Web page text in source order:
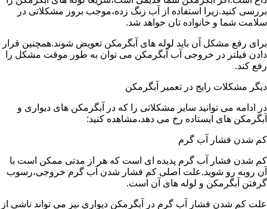
بررسی کنید.زیرا استفاده از آب زنگ زده،موجب بروز مشکلاتی در
سلامت شما و خانواده تان خواهد شد.
برای رفع مشکل آن باید لوله های آبگرمکن تعویض شوند.همچنین قرار
دادن فیلتر در خروجی آب آبگرمکن می توان به طور موقت مشکل را
رفع کند.
دیگر مشکلات رایج در تعمیر آبگرمکن
در ادامه می توانید سایر مشکلاتی را که در آبگرمکن های دیواری و
آبگرمکن های ایستاده رخ می دهد،مشاهده کنید:
کم شدن فشار آب گرم
کم شدن فشار آب گرم پدیده ای است که هر از مدتی ممکن است با
آن روبه رو شوید.علت اصلی کم فشار شدن آب گرم خروجی،رسوب
گرفتن آبگرمکن و لوله های آن است.
علت کم شدن فشار آب گرم در آبگرمکن دیواری نیز می تواند ناشی از